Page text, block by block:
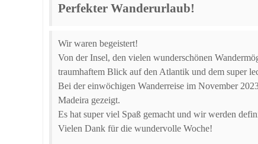
Perfekter Wanderurlaub!
Wir waren begeistert!
Von der Insel, den vielen wunderschönen
traumhaftem Blick auf den Atlantik und dem super
Bei der einwöchigen Wanderreise im November
Madeira gezeigt.
Es hat super viel Spaß gemacht und wir werden
Vielen Dank für die wundervolle Woche!